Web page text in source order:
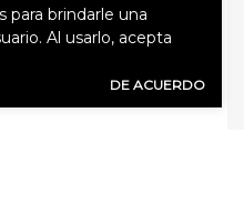
después de haber
causado por un
seguro o que tiene
para brindarle una
Al usarlo, acepta
DE ACUERDO